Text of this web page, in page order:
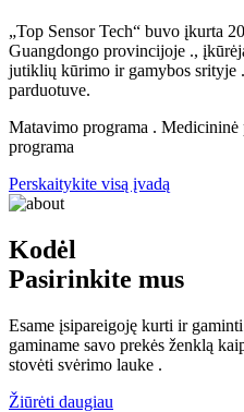
„Top Sensor Tech“ buvo įkurta
Guangdongo provincijoje .,
jutiklių kūrimo ir gamybos srityje
parduotuve.
Matavimo programa .
programa
Perskaitykite visą įvadą
Kodėl
Pasirinkite mus
Esame įsipareigoję kurti ir
gaminame savo prekės ženklą
stovėti svėrimo lauke .
Žiūrėti daugiau